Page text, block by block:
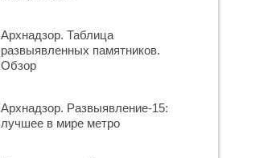
Архнадзор. Таблица
развыявленных памятников.
Обзор
Архнадзор. Развыявление-15:
лучшее в мире метро